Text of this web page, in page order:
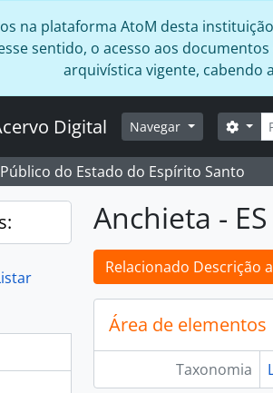
na plataforma AtoM desta
sentido, o acesso aos
arquivística vigente, cabendo
Digital Navegar
do Estado do Espírito Santo
Anchieta - ES
Relacionado Descrição
Área de elementos
Taxonomia